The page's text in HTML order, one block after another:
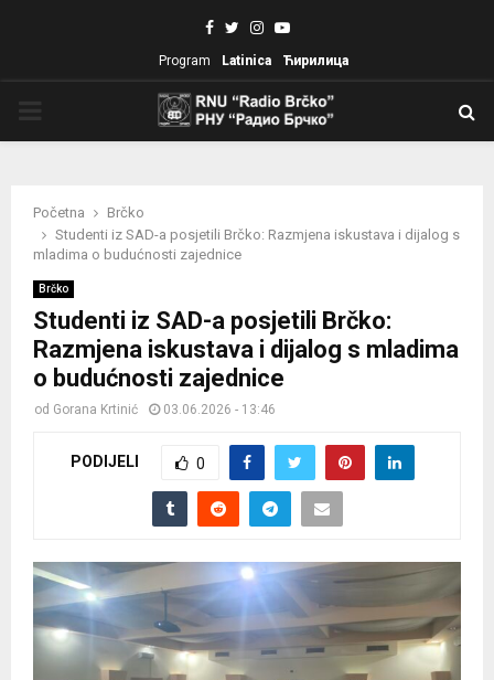
Facebook
TwitterInstagram
Youtube
Program Latinica Ћирилица
Početna
Brčko
Studenti iz SAD-a posjetili Brčko: Razmjena iskustava i dijalog s
mladima o budućnosti zajednice
Brčko
Studenti iz SAD-a posjetili Brčko:
Razmjena iskustava i dijalog s mladima
o budućnosti zajednice
od Gorana Krtinić 03.06.2026 - 13:46
PODIJELI 0